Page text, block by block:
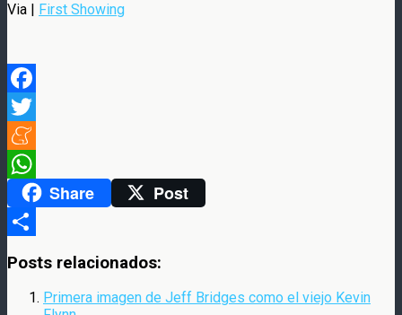
Via | First Showing
Facebook
Twitter
Meneame
WhatsAppShare Post
Posts relacionados:
Primera imagen de Jeff Bridges como el viejo Kevin